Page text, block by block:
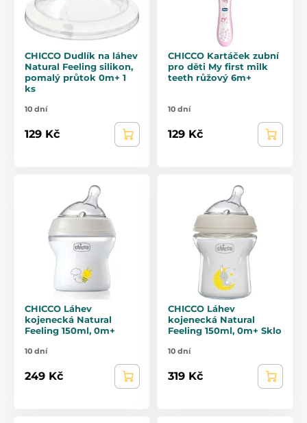
CHICCO Dudlík na láhev
Natural Feeling silikon,
pomalý průtok 0m+ 1
ks
10 dní
129 Kč
CHICCO Kartáček zubní
pro děti My first milk
teeth růžový 6m+
10 dní
129 Kč
CHICCO Láhev
kojenecká Natural
Feeling 150ml, 0m+
10 dní
249 Kč
CHICCO Láhev
kojenecká Natural
Feeling 150ml, 0m+ Sklo
10 dní
319 Kč